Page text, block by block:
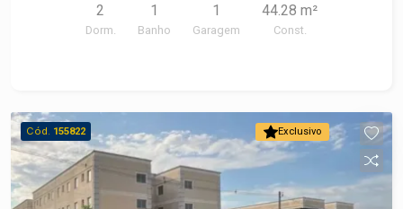
2
Dorm.
1
Banho
1
Garagem
44.28 m²
Const.
Exclusivo
Cód. 155822